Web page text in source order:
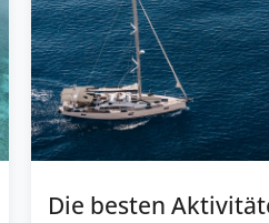
Die besten